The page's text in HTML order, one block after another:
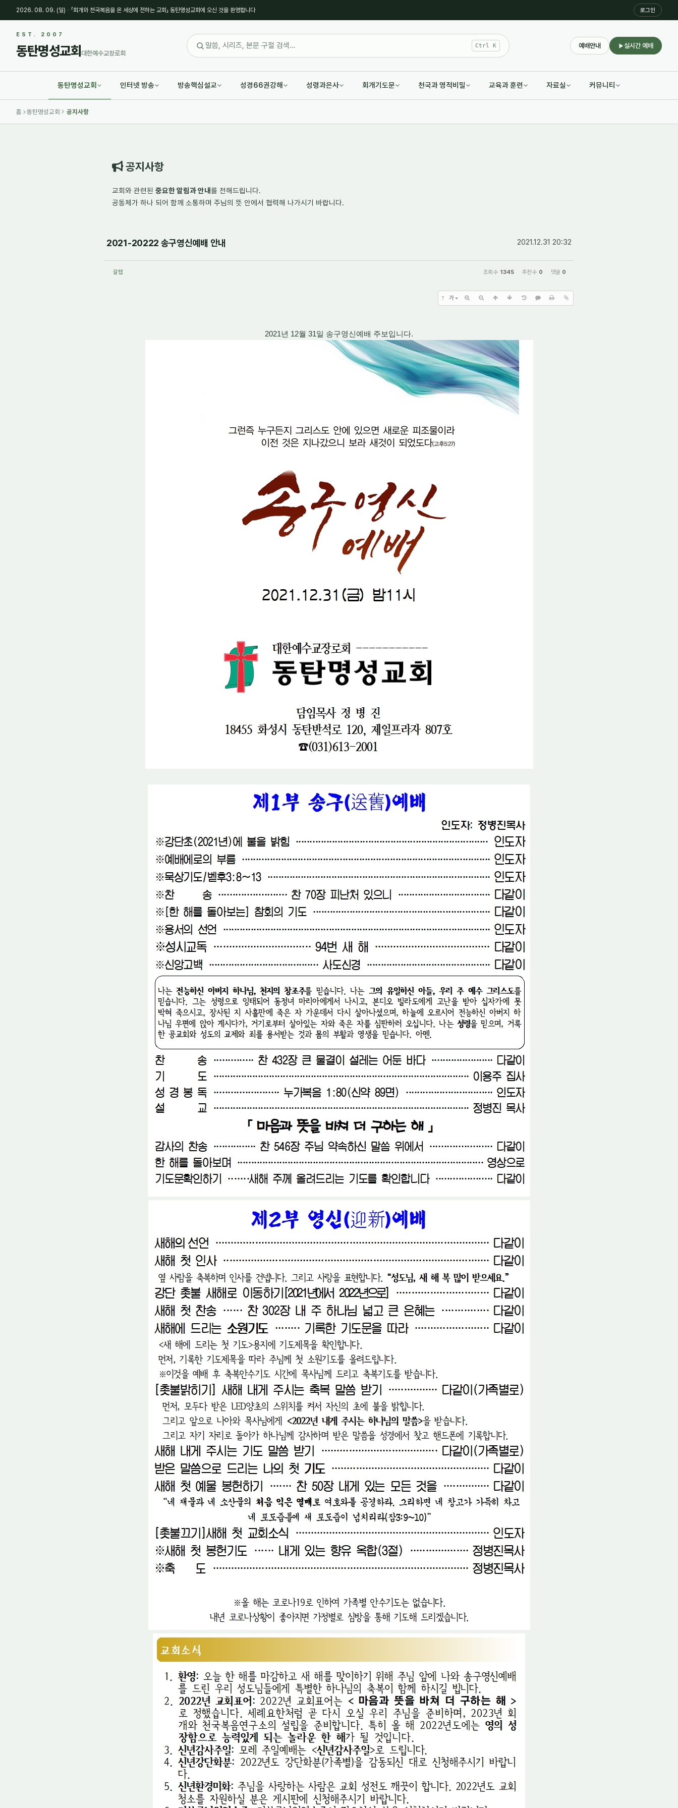
2026. 08. 09. (일) · 「회개와 천국복음을 온 세상에 전하는 교회」 동탄명성교회에 오신 것을 환영합니다 로그인
EST. 2007
동탄명성교회 대한예수교장로회
Ctrl K 예배안내 실시간 예배
동탄명성교회 인터넷 방송 방송핵심설교 성경66권강해 성령과은사 회개기도문 천국과 영적비밀 교육과 훈련 자료실 커뮤니티
홈 동탄명성교회 공지사항
공지사항
교회와 관련된 중요한 알림과 안내를 전해드립니다.
공동체가 하나 되어 함께 소통하며 주님의 뜻 안에서 협력해 나가시기 바랍니다.
2021.12.31 20:32
2021-20222 송구영신예배 안내
갈렙 조회 수 1345 추천 수 0 댓글 0
? 가
2021년 12월 31일 송구영신예배 주보입니다.
Sketchbook5, 스케치북5
Sketchbook5, 스케치북5
Sketchbook5, 스케치북5
Sketchbook5, 스케치북5